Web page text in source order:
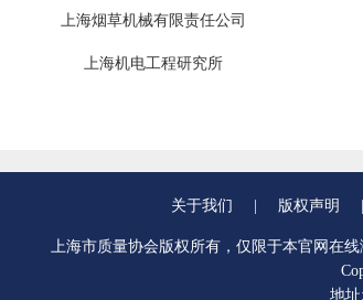
上海烟草机械有限责任公司
上海机电工程研究所
关于我们 版权声明
上海市质量协会版权所有，仅限于本官网在
地址